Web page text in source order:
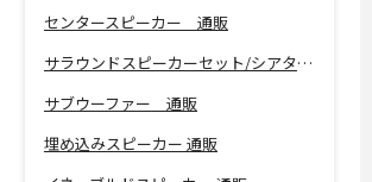
センタースピーカー 通販
サラウンドスピーカーセット/シアターバー 通販
サブウーファー 通販
埋め込みスピーカー 通販